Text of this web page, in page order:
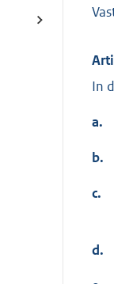
In
a.
b.
c.
d.